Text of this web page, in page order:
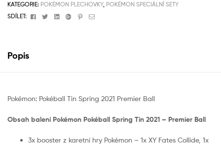
KATEGORIE: POKÉMON PLECHOVKY, POKÉMON SPECIÁLNÍ SETY
SDÍLET:
FacebookTwitterLinkedinGoogle+Pinterest
Email
Popis
Pokémon: Pokéball Tin Spring 2021 Premier Ball
Obsah balení Pokémon Pokéball Spring Tin 2021 – Premier Ball
3x booster z karetní hry Pokémon – 1x XY Fates Collide, 1x